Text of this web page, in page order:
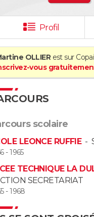
Profil
OLLIER est sur
vous
scolaire
LEONCE RUFFIE-
- 1965
TECHNIQUE LA
SECRETARIAT
- 1968